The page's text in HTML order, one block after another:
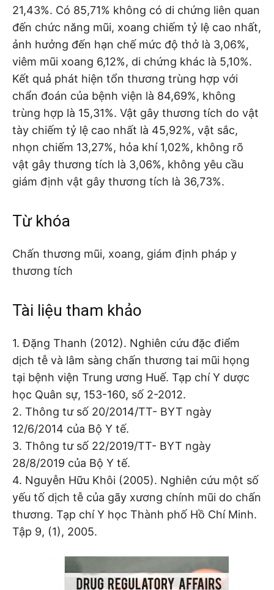
21,43%. Có 85,71% không có di chứng liên quan
đến chức năng mũi, xoang chiếm tỷ lệ cao nhất,
ảnh hưởng đến hạn chế mức độ thở là 3,06%,
viêm mũi xoang 6,12%, di chứng khác là 5,10%.
Kết quả phát hiện tổn thương trùng hợp với
chẩn đoán của bệnh viện là 84,69%, không
trùng hợp là 15,31%. Vật gây thương tích do vật
tày chiếm tỷ lệ cao nhất là 45,92%, vật sắc,
nhọn chiếm 13,27%, hỏa khí 1,02%, không rõ
vật gây thương tích là 3,06%, không yêu cầu
giám định vật gây thương tích là 36,73%.
Từ khóa
Chấn thương mũi, xoang, giám định pháp y
thương tích
Tài liệu tham khảo
1. Đặng Thanh (2012). Nghiên cứu đặc điểm
dịch tễ và lâm sàng chấn thương tai mũi họng
tại bệnh viện Trung ương Huế. Tạp chí Y dược
học Quân sự, 153-160, số 2-2012.
2. Thông tư số 20/2014/TT- BYT ngày
12/6/2014 của Bộ Y tế.
3. Thông tư số 22/2019/TT- BYT ngày
28/8/2019 của Bộ Y tế.
4. Nguyễn Hữu Khôi (2005). Nghiên cứu một số
yếu tố dịch tễ của gãy xương chính mũi do chấn
thương. Tạp chí Y học Thành phố Hồ Chí Minh.
Tập 9, (1), 2005.